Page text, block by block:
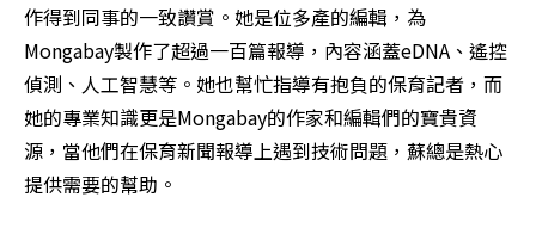
作得到同事的一致讚賞。她是位多產的編輯，為
Mongabay製作了超過一百篇報導，內容涵蓋eDNA、遙控
偵測、人工智慧等。她也幫忙指導有抱負的保育記者，而
她的專業知識更是Mongabay的作家和編輯們的寶貴資
源，當他們在保育新聞報導上遇到技術問題，蘇總是熱心
提供需要的幫助。